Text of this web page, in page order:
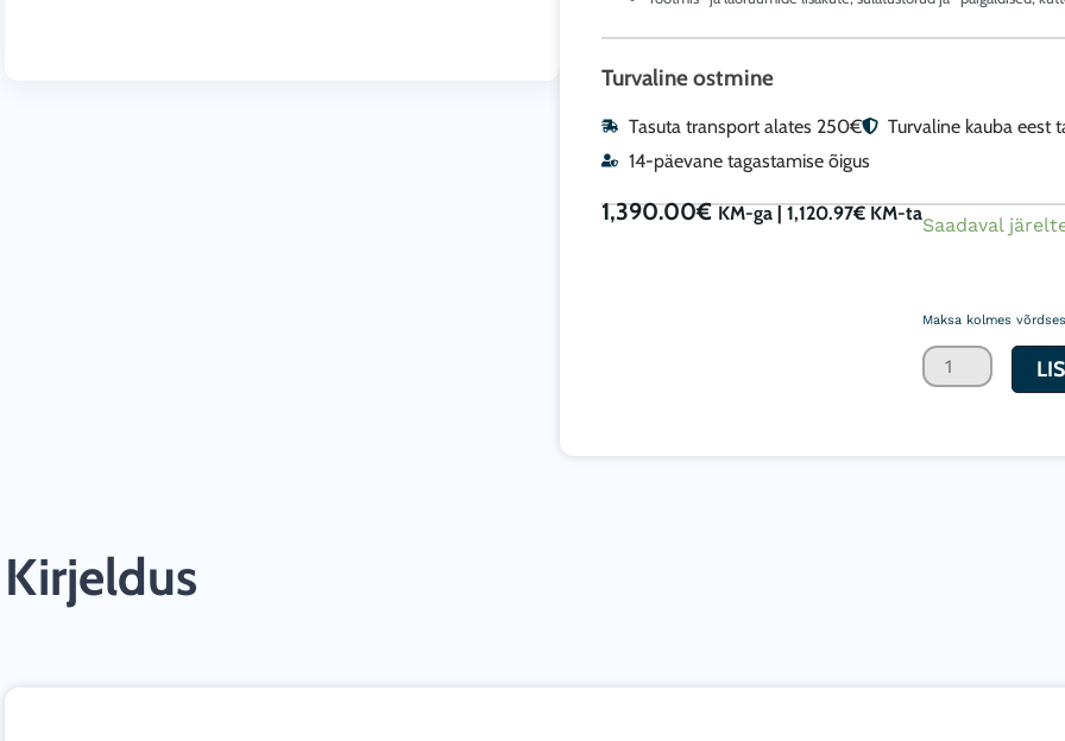
Turvaline ostmine
Tasuta transport alates 250€
Turvaline kauba eest
14-päevane tagastamise õigus
1,390.00€ KM-ga |1,120.97€KM-ta
Saadaval
Maksa kolmes
Otseküttega
diisel
soojapuhur
Kirjeldus